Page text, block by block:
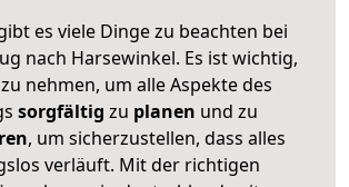
es viele Dinge zu beachten bei
nach Harsewinkel. Es ist wichtig,
nehmen, um alle Aspekte des
sorgfältig zu planen und zu
, um sicherzustellen, dass alles
verläuft. Mit der richtigen